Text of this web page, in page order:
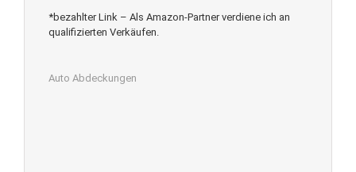
*bezahlter Link – Als Amazon-Partner verdiene ich an
qualifizierten Verkäufen.
Auto Abdeckungen